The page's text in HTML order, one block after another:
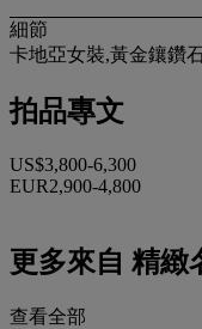
細節
卡地亞女裝,黃金鑲鑽
拍品專文
US$3,800-6,300
EUR2,900-4,800
更多來自 精緻
查看全部